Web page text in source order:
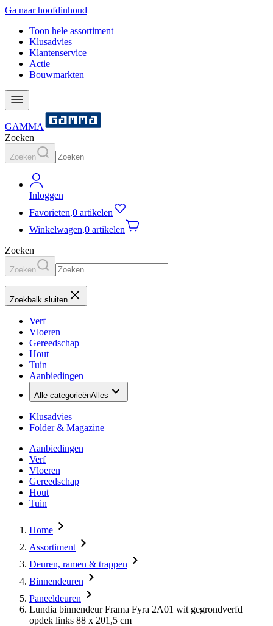
Ga naar hoofdinhoud
Toon hele assortiment
Klusadvies
Klantenservice
Actie
Bouwmarkten
GAMMA
Zoeken
Zoeken
Inloggen
Favorieten,0 artikelen
Winkelwagen,0 artikelen
Zoeken
Zoeken
Zoekbalk sluiten
Verf
Vloeren
Gereedschap
Hout
Tuin
Aanbiedingen
Alle categorieënAlles
Klusadvies
Folder & Magazine
Aanbiedingen
Verf
Vloeren
Gereedschap
Hout
Tuin
Home
Assortiment
Deuren, ramen & trappen
Binnendeuren
Paneeldeuren
Lundia binnendeur Frama Fyra 2A01 wit gegrondverfd
opdek links 88 x 201,5 cm